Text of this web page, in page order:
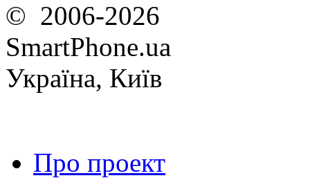
© 2006-2026
SmartPhone.ua
Україна, Київ
Про проект